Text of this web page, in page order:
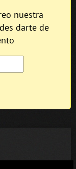
nuestra
darte de